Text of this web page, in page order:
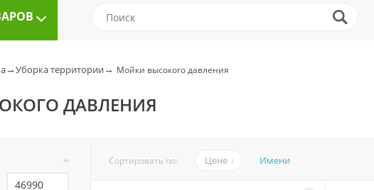
→Уборка территории→ Мойки высокого давления
ДАВЛЕНИЯ
Сортировать по: Цене Имени